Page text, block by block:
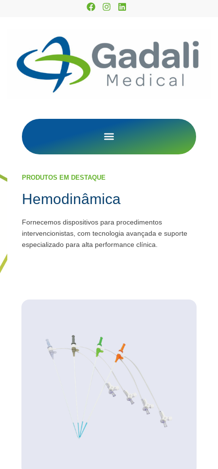
PRODUTOS EM DESTAQUE
Hemodinâmica
Fornecemos dispositivos para procedimentos
intervencionistas, com tecnologia avançada e suporte
especializado para alta performance clínica.